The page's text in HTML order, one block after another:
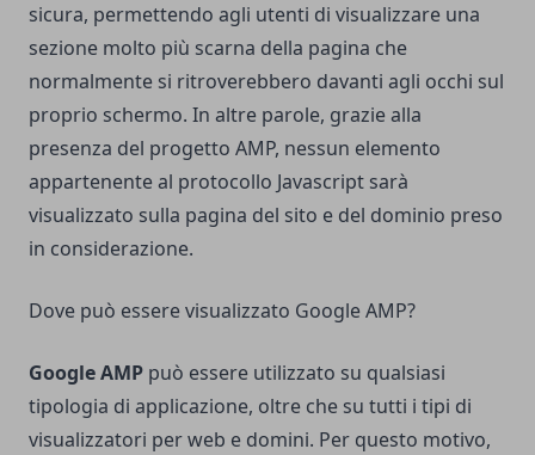
sicura, permettendo agli utenti di visualizzare una
sezione molto più scarna della pagina che
normalmente si ritroverebbero davanti agli occhi sul
proprio schermo. In altre parole, grazie alla
presenza del progetto AMP, nessun elemento
appartenente al protocollo Javascript sarà
visualizzato sulla pagina del sito e del dominio preso
in considerazione.
Dove può essere visualizzato Google AMP?
Google AMP può essere utilizzato su qualsiasi
tipologia di applicazione, oltre che su tutti i tipi di
visualizzatori per web e domini. Per questo motivo,